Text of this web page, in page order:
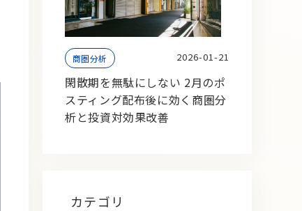
商圏分析 2026-01-21
閑散期を無駄にしない 2月のポ
スティング配布後に効く商圏分
析と投資対効果改善
カテゴリ